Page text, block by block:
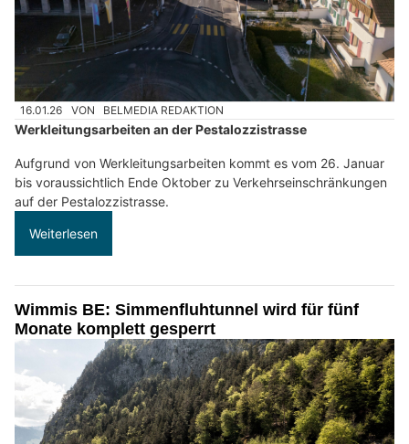
16.01.26 VON BELMEDIA REDAKTION
Werkleitungsarbeiten an der Pestalozzistrasse
Aufgrund von Werkleitungsarbeiten kommt es vom 26. Januar
bis voraussichtlich Ende Oktober zu Verkehrseinschränkungen
auf der Pestalozzistrasse.
Weiterlesen
Wimmis BE: Simmenfluhtunnel wird für fünf
Monate komplett gesperrt